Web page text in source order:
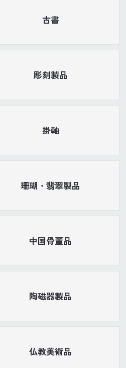
古書
彫刻製品
掛軸
珊瑚・翡翠製品
中国骨董品
陶磁器製品
仏教美術品